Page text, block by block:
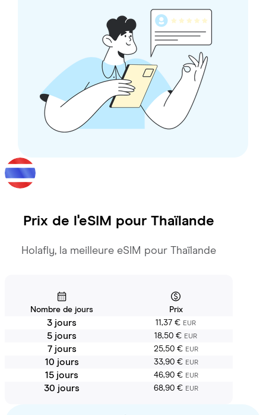
Prix de l'eSIM pour Thaïlande
Holafly, la meilleure eSIM pour Thaïlande
Nombre de jours Prix
3 jours 11,37 € EUR
5 jours 18,50 € EUR
7 jours 25,50 € EUR
10 jours 33,90 € EUR
15 jours 46,90 € EUR
30 jours 68,90 € EUR